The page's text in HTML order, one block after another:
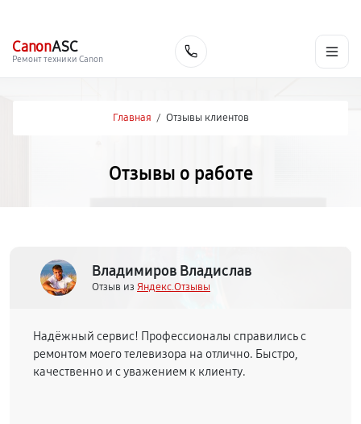
CanonASC
Ремонт техники Canon
Главная / Отзывы клиентов
Отзывы о работе
Владимиров Владислав
Отзыв из Яндекс.Отзывы
Надёжный сервис! Профессионалы справились с
ремонтом моего телевизора на отлично. Быстро,
качественно и с уважением к клиенту.